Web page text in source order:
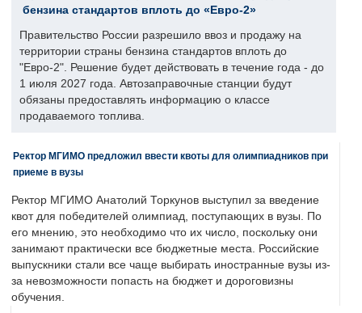
бензина стандартов вплоть до «Евро-2»
Правительство России разрешило ввоз и продажу на
территории страны бензина стандартов вплоть до
"Евро-2". Решение будет действовать в течение года - до
1 июля 2027 года. Автозаправочные станции будут
обязаны предоставлять информацию о классе
продаваемого топлива.
Ректор МГИМО предложил ввести квоты для олимпиадников при
приеме в вузы
Ректор МГИМО Анатолий Торкунов выступил за введение
квот для победителей олимпиад, поступающих в вузы. По
его мнению, это необходимо что их число, поскольку они
занимают практически все бюджетные места. Российские
выпускники стали все чаще выбирать иностранные вузы из-
за невозможности попасть на бюджет и дороговизны
обучения.